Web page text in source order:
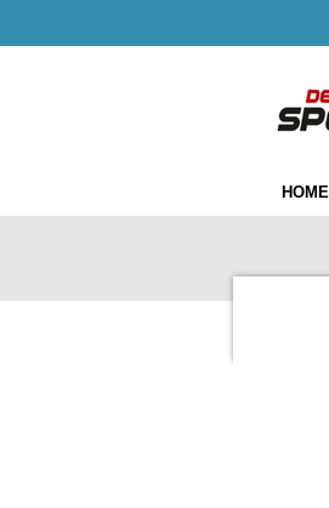
Hauptinhalt
HOME